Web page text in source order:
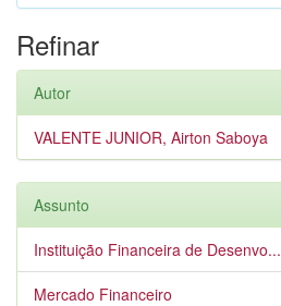
Refinar
Autor
VALENTE JUNIOR, Airton Saboya
Assunto
Instituição Financeira de Desenvo...
Mercado Financeiro